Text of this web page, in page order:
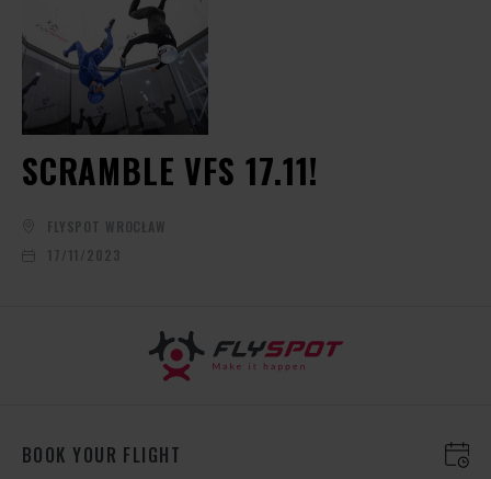
SCRAMBLE VFS 17.11!
FLYSPOT WROCŁAW
17/11/2023
BOOK YOUR FLIGHT